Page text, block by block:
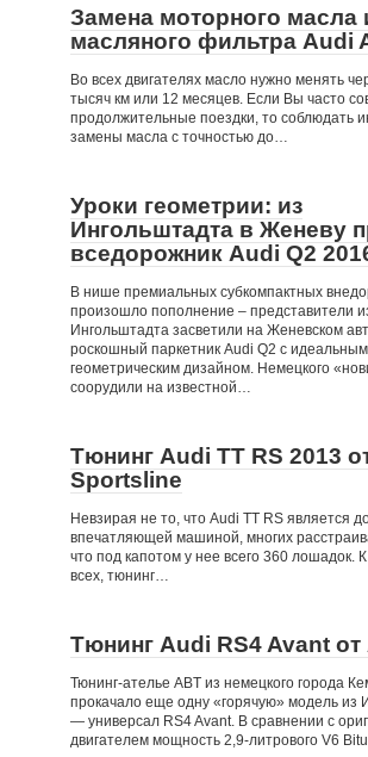
Замена моторного масла
масляного фильтра Audi
Во всех двигателях масло нужно менять
тысяч км или 12 месяцев. Если Вы часто
продолжительные поездки, то соблюдать
замены масла с точностью до…
Уроки геометрии: из
Ингольштадта в Женеву
вседорожник Audi Q2
В нише премиальных субкомпактных
произошло пополнение – представители
Ингольштадта засветили на Женевском
роскошный паркетник Audi Q2 с идеальным
геометрическим дизайном. Немецкого
соорудили на известной…
Тюнинг Audi TT RS 2013
Sportsline
Невзирая не то, что Audi TT RS является
впечатляющей машиной, многих
что под капотом у нее всего 360 лошадок.
всех, тюнинг…
Тюнинг Audi RS4 Avant от
Тюнинг-ателье ABT из немецкого города
прокачало еще одну «горячую» модель из
— универсал RS4 Avant. В сравнении с
двигателем мощность 2,9-литрового V6